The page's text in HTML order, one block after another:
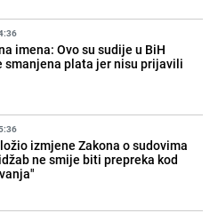
imena: Ovo su sudije u BiH
smanjena plata jer nisu prijavili
izmjene Zakona o sudovima
ne smije biti prepreka kod